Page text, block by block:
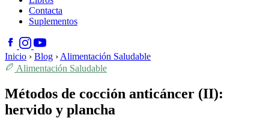
Contacta
Suplementos
Inicio › Blog › Alimentación Saludable
Alimentación Saludable
Métodos de cocción anticáncer (II):
hervido y plancha